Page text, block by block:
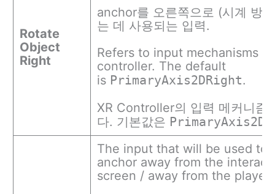
Rotate
Object
Right
anchor를 오른쪽으로 (시계 방
는 데 사용되는 입력.
Refers to input mechanisms
controller. The default
is PrimaryAxis2DRight.
XR Controller의 입력 메커니즘
다. 기본값은
The input that will be used to
anchor away from the
screen / away from the